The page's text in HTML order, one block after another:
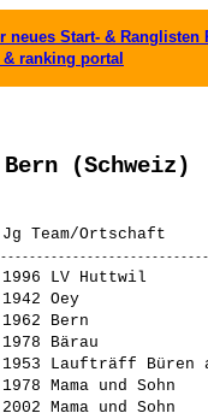
neues Start- & Ranglisten
ranking portal
(Schweiz)
1996 LV Huttwil
1942 Oey
1962 Bern
1978 Bärau
1953 Laufträff
1978 Mama und
2002 Mama und